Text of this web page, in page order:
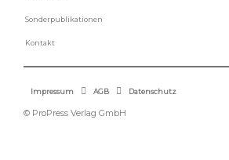
Sonderpublikationen
Kontakt
Impressum AGB Datenschutz
© ProPress Verlag GmbH